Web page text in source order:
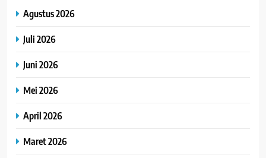
Agustus 2026
Juli 2026
Juni 2026
Mei 2026
April 2026
Maret 2026